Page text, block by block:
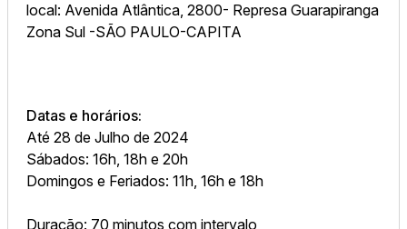
local: Avenida Atlântica, 2800- Represa Guarapiranga
Zona Sul -SÃO PAULO-CAPITA
Datas e horários:
Até 28 de Julho de 2024
Sábados: 16h, 18h e 20h
Domingos e Feriados: 11h, 16h e 18h
Duração: 70 minutos com intervalo